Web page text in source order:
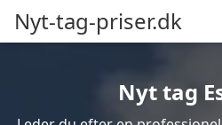
Nyt-tag-priser.dk
Nyt tag